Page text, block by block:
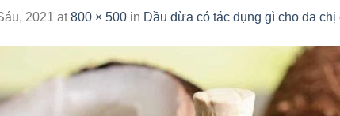
2021 at800 × 500 in Dầu dừa có tác dụng gì cho da